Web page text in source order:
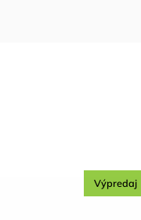
Výpredaj